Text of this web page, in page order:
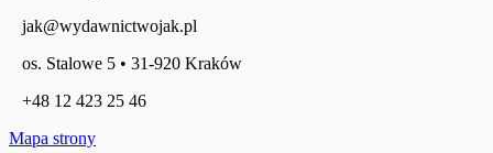
jak@wydawnictwojak.pl
os. Stalowe 5 • 31-920 Kraków
+48 12 423 25 46
Mapa strony